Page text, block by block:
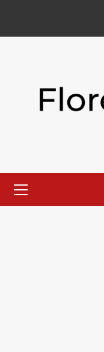
content
Menu